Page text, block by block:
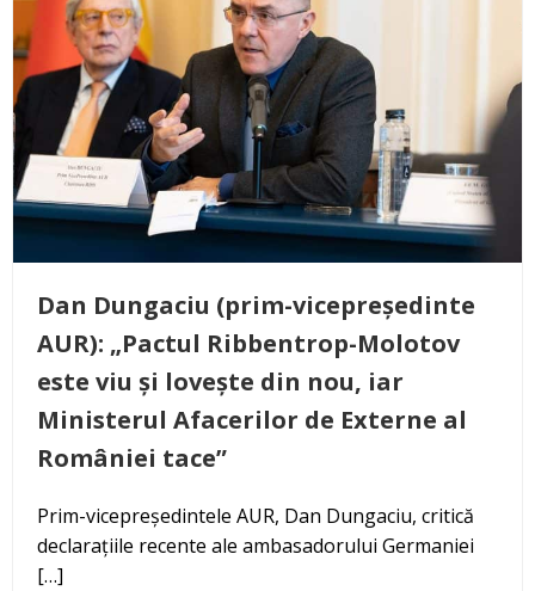
Dan Dungaciu (prim-vicepreședinte
AUR): „Pactul Ribbentrop-Molotov
este viu și lovește din nou, iar
Ministerul Afacerilor de Externe al
României tace”
Prim-vicepreședintele AUR, Dan Dungaciu, critică
declarațiile recente ale ambasadorului Germaniei
[…]